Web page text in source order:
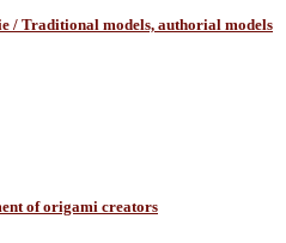
/ Traditional models, authorial models
of origami creators